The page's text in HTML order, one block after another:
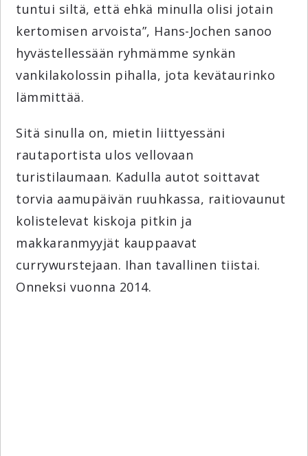
tuntui siltä, että ehkä minulla olisi jotain
kertomisen arvoista”, Hans-Jochen sanoo
hyvästellessään ryhmämme synkän
vankilakolossin pihalla, jota kevätaurinko
lämmittää.
Sitä sinulla on, mietin liittyessäni
rautaportista ulos vellovaan
turistilaumaan. Kadulla autot soittavat
torvia aamupäivän ruuhkassa, raitiovaunut
kolistelevat kiskoja pitkin ja
makkaranmyyjät kauppaavat
currywurstejaan. Ihan tavallinen tiistai.
Onneksi vuonna 2014.